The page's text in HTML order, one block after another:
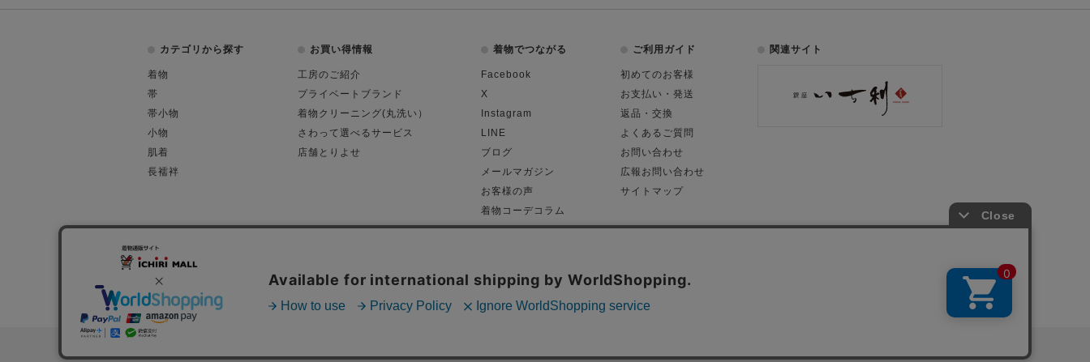
カテゴリから探す
着物
帯
帯小物
小物
肌着
長襦袢
お買い得情報
工房のご紹介
プライベートブランド
着物クリーニング(丸洗い）
さわって選べるサービス
店舗とりよせ
着物でつながる
Facebook
X
Instagram
LINE
ブログ
メールマガジン
お客様の声
着物コーデコラム
ご利用ガイド
初めてのお客様
お支払い・発送
返品・交換
よくあるご質問
お問い合わせ
広報お問い合わせ
サイトマップ
関連サイト